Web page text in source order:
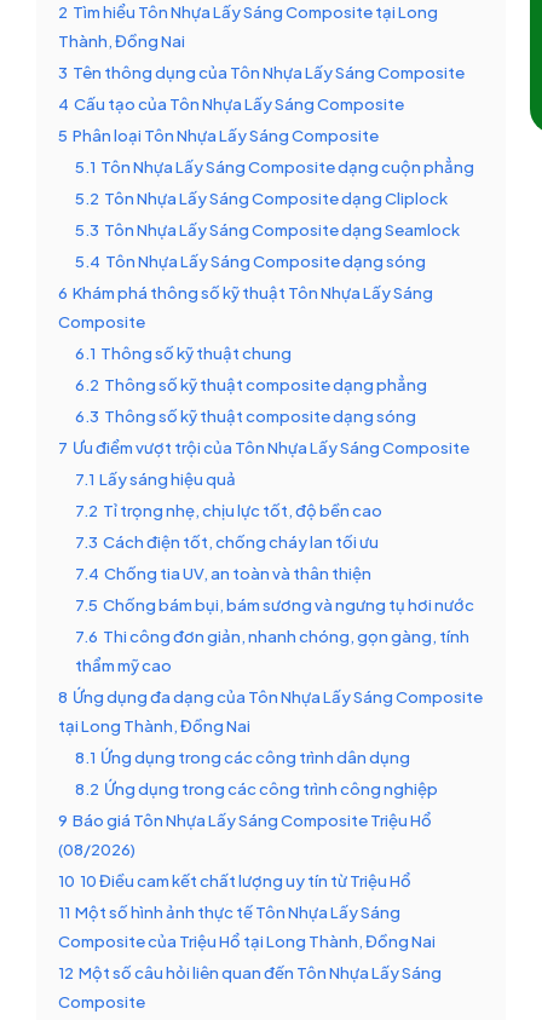
2 Tìm hiểu Tôn Nhựa Lấy Sáng Composite tại Long
Thành, Đồng Nai
3 Tên thông dụng của Tôn Nhựa Lấy Sáng Composite
4 Cấu tạo của Tôn Nhựa Lấy Sáng Composite
5 Phân loại Tôn Nhựa Lấy Sáng Composite
5.1 Tôn Nhựa Lấy Sáng Composite dạng cuộn phẳng
5.2 Tôn Nhựa Lấy Sáng Composite dạng Cliplock
5.3 Tôn Nhựa Lấy Sáng Composite dạng Seamlock
5.4 Tôn Nhựa Lấy Sáng Composite dạng sóng
6 Khám phá thông số kỹ thuật Tôn Nhựa Lấy Sáng
Composite
6.1 Thông số kỹ thuật chung
6.2 Thông số kỹ thuật composite dạng phẳng
6.3 Thông số kỹ thuật composite dạng sóng
7 Ưu điểm vượt trội của Tôn Nhựa Lấy Sáng Composite
7.1 Lấy sáng hiệu quả
7.2 Tỉ trọng nhẹ, chịu lực tốt, độ bền cao
7.3 Cách điện tốt, chống cháy lan tối ưu
7.4 Chống tia UV, an toàn và thân thiện
7.5 Chống bám bụi, bám sương và ngưng tụ hơi nước
7.6 Thi công đơn giản, nhanh chóng, gọn gàng, tính
thẩm mỹ cao
8 Ứng dụng đa dạng của Tôn Nhựa Lấy Sáng Composite
tại Long Thành, Đồng Nai
8.1 Ứng dụng trong các công trình dân dụng
8.2 Ứng dụng trong các công trình công nghiệp
9 Báo giá Tôn Nhựa Lấy Sáng Composite Triệu Hổ
(08/2026)
10 10 Điều cam kết chất lượng uy tín từ Triệu Hổ
11 Một số hình ảnh thực tế Tôn Nhựa Lấy Sáng
Composite của Triệu Hổ tại Long Thành, Đồng Nai
12 Một số câu hỏi liên quan đến Tôn Nhựa Lấy Sáng
Composite